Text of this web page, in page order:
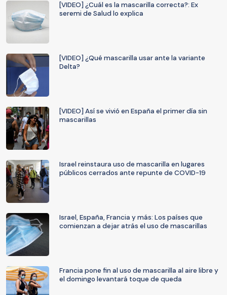
[VIDEO] ¿Cuál es la mascarilla correcta?: Ex
seremi de Salud lo explica
[VIDEO] ¿Qué mascarilla usar ante la variante
Delta?
[VIDEO] Así se vivió en España el primer día sin
mascarillas
Israel reinstaura uso de mascarilla en lugares
públicos cerrados ante repunte de COVID-19
Israel, España, Francia y más: Los países que
comienzan a dejar atrás el uso de mascarillas
Francia pone fin al uso de mascarilla al aire libre y
el domingo levantará toque de queda